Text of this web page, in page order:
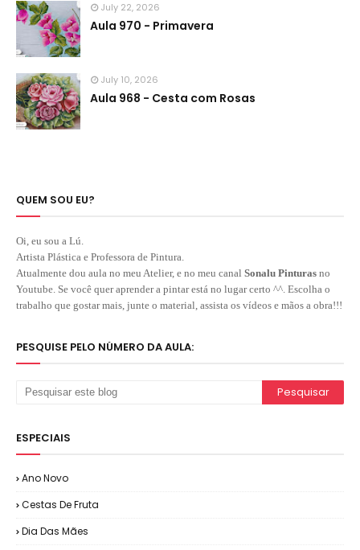
July 22, 2026
Aula 970 - Primavera
July 10, 2026
Aula 968 - Cesta com Rosas
QUEM SOU EU?
Oi, eu sou a Lú.
Artista Plástica e Professora de Pintura.
Atualmente dou aula no meu Atelier, e no meu canal Sonalu Pinturas no
Youtube. Se você quer aprender a pintar está no lugar certo ^^. Escolha o
trabalho que gostar mais, junte o material, assista os vídeos e mãos a obra!!!
PESQUISE PELO NÚMERO DA AULA:
ESPECIAIS
Ano Novo
Cestas De Fruta
Dia Das Mães